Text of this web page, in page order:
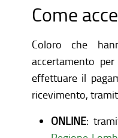
Come
Coloro che
accertamento per
effettuare il
ricevimento,
ONLINE: